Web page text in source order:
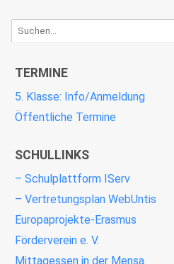
TERMINE
5. Klasse: Info/Anmeldung
Öffentliche Termine
SCHULLINKS
– Schulplattform IServ
– Vertretungsplan WebUntis
Europaprojekte-Erasmus
Förderverein e. V.
Mittagessen in der Mensa